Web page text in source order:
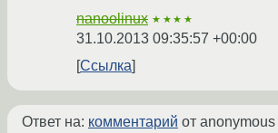
nanoolinux ★★★★
31.10.2013 09:35:57 +00:00
Ссылка
Ответ на: комментарий от anonymous